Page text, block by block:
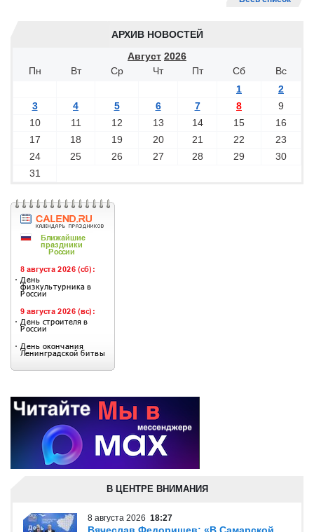
АРХИВ НОВОСТЕЙ
Август 2026
Пн
Вт Ср Чт Пт Сб
Вс
1
2
3
4 5 6 7 8
9
10
11 12 13 14 15
16
17
18 19 20 21 22
23
24
25 26 27 28 29
30
31
В ЦЕНТРЕ ВНИМАНИЯ
8 августа 2026 18:27